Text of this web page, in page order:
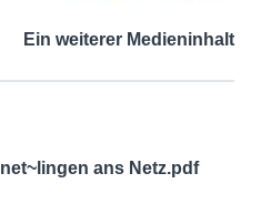
Ein weiterer Medieninhalt
ans Netz.pdf